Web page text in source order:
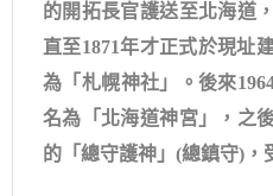
的開拓長官護送至北海道
直至1871年才正式於現址
為「札幌神社」。後來
名為「北海道神宮」，之
的「總守護神」(總鎮守)，